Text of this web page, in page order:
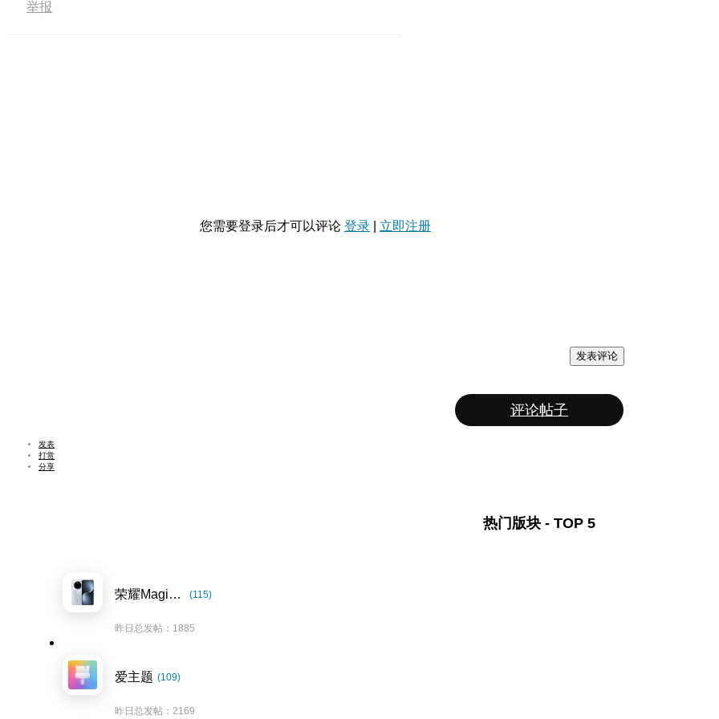
举报
您需要登录后才可以评论 登录 立即注册
发表评论
评论帖子
发表
打赏
分享
热门版块 - TOP 5
荣耀Magic7系列 (115)
昨日总发帖：1885
爱主题 (109)
昨日总发帖：2169